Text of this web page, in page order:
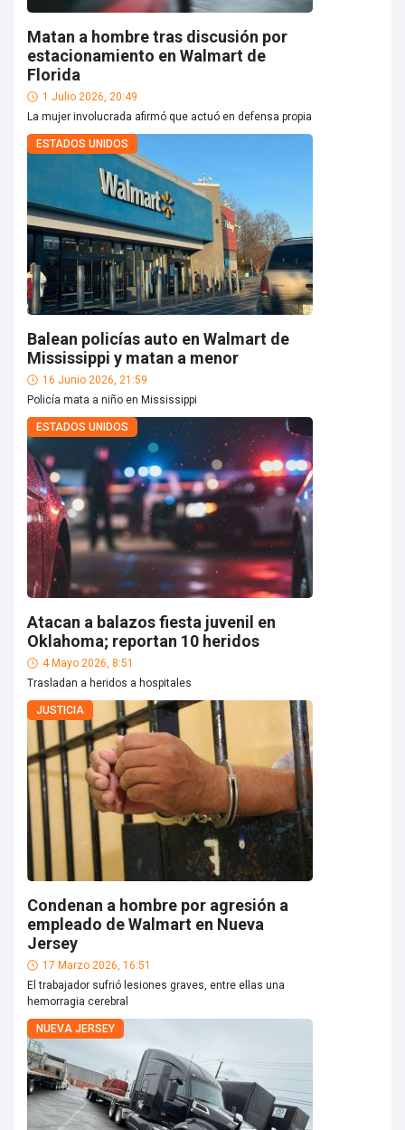
Matan a hombre tras discusión por
estacionamiento en Walmart de
Florida
1 Julio 2026, 20:49
La mujer involucrada afirmó que actuó en defensa propia
ESTADOS UNIDOS
Balean policías auto en Walmart de
Mississippi y matan a menor
16 Junio 2026, 21:59
Policía mata a niño en Mississippi
ESTADOS UNIDOS
Atacan a balazos fiesta juvenil en
Oklahoma; reportan 10 heridos
4 Mayo 2026, 8:51
Trasladan a heridos a hospitales
JUSTICIA
Condenan a hombre por agresión a
empleado de Walmart en Nueva
Jersey
17 Marzo 2026, 16:51
El trabajador sufrió lesiones graves, entre ellas una
hemorragia cerebral
NUEVA JERSEY